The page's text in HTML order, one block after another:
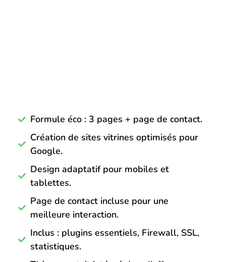
Formule éco : 3 pages + page de contact.
Création de sites vitrines optimisés pour
Google.
Design adaptatif pour mobiles et
tablettes.
Page de contact incluse pour une
meilleure interaction.
Inclus : plugins essentiels, Firewall, SSL,
statistiques.